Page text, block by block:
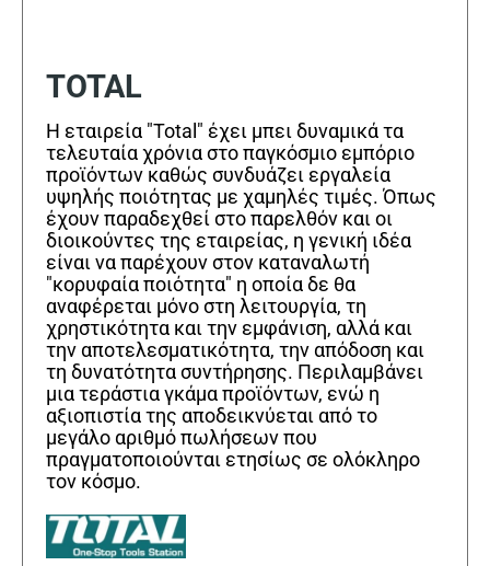
TOTAL
Η εταιρεία "Total" έχει μπει δυναμικά τα
τελευταία χρόνια στο παγκόσμιο εμπόριο
προϊόντων καθώς συνδυάζει εργαλεία
υψηλής ποιότητας με χαμηλές τιμές. Όπως
έχουν παραδεχθεί στο παρελθόν και οι
διοικούντες της εταιρείας, η γενική ιδέα
είναι να παρέχουν στον καταναλωτή
"κορυφαία ποιότητα" η οποία δε θα
αναφέρεται μόνο στη λειτουργία, τη
χρηστικότητα και την εμφάνιση, αλλά και
την αποτελεσματικότητα, την απόδοση και
τη δυνατότητα συντήρησης. Περιλαμβάνει
μια τεράστια γκάμα προϊόντων, ενώ η
αξιοπιστία της αποδεικνύεται από το
μεγάλο αριθμό πωλήσεων που
πραγματοποιούνται ετησίως σε ολόκληρο
τον κόσμο.